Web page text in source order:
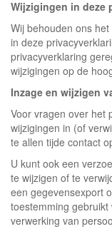
Wijzigingen in deze
Wij behouden ons
in deze
privacyverklaring
wijzigingen op de
Inzage en wijzigen
Voor vragen over het
wijzigingen in (of
te allen tijde contact
U kunt ook een
te wijzigen of te
een gegevensexport
toestemming
verwerking van